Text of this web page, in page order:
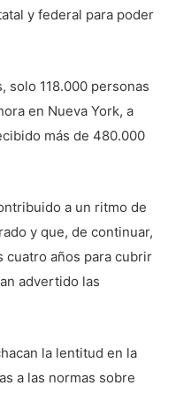
y federal para poder
solo 118.000 personas
en Nueva York, a
más de 480.000
a un ritmo de
y que, de continuar,
cuatro años para cubrir
advertido las
la lentitud en la
a las normas sobre